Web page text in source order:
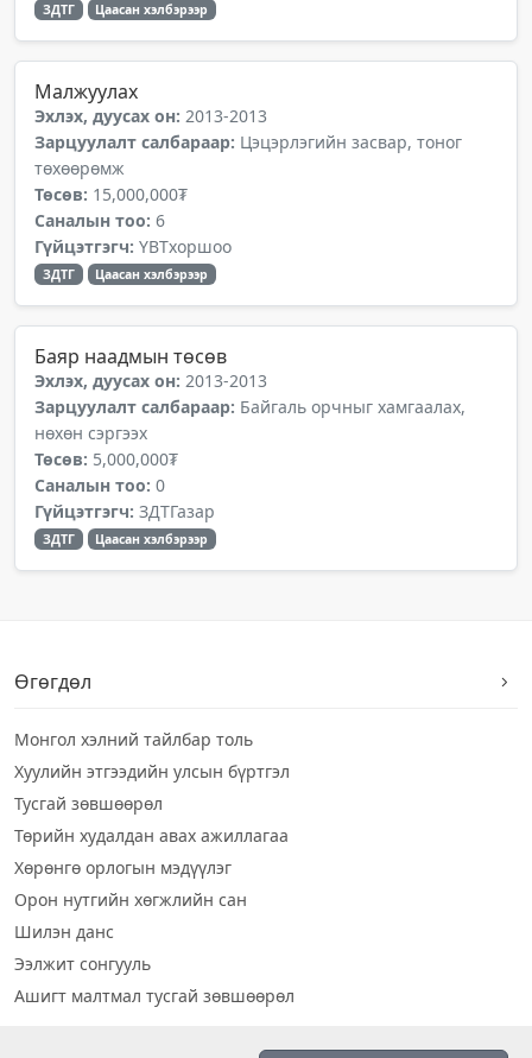
ЗДТГ Цаасан хэлбэрээр
Малжуулах
Эхлэх, дуусах он: 2013-2013
Зарцуулалт салбараар: Цэцэрлэгийн засвар, тоног
төхөөрөмж
Төсөв: 15,000,000₮
Саналын тоо: 6
Гүйцэтгэгч: ҮВТхоршоо
ЗДТГ Цаасан хэлбэрээр
Баяр наадмын төсөв
Эхлэх, дуусах он: 2013-2013
Зарцуулалт салбараар: Байгаль орчныг хамгаалах,
нөхөн сэргээх
Төсөв: 5,000,000₮
Саналын тоо: 0
Гүйцэтгэгч: ЗДТГазар
ЗДТГ Цаасан хэлбэрээр
Өгөгдөл
Монгол хэлний тайлбар толь
Хуулийн этгээдийн улсын бүртгэл
Тусгай зөвшөөрөл
Төрийн худалдан авах ажиллагаа
Хөрөнгө орлогын мэдүүлэг
Орон нутгийн хөгжлийн сан
Шилэн данс
Ээлжит сонгууль
Ашигт малтмал тусгай зөвшөөрөл